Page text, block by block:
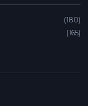
180
165